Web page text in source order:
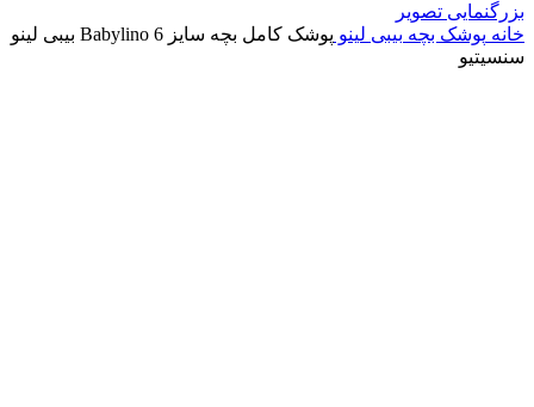
بزرگنمایی تصویر
خانه پوشک بچه بیبی لینو
پوشک کامل بچه سایز 6 Babylino بیبی لینو
سنسیتیو